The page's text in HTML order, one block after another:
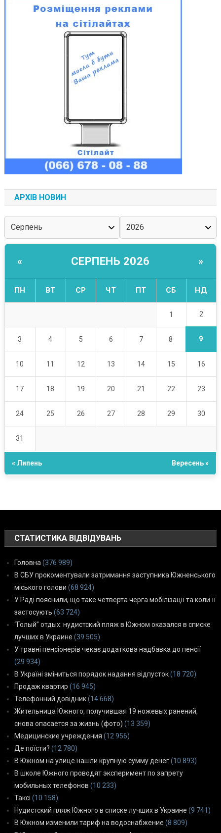
АРХІВ НОВИН
« СЕРПЕНЬ 2026 »
ПН ВТ СР ЧТ ПТ СБ НД
1 2
3 4 5 6 7 8 9
10 11 12 13 14 15 16
17 18 19 20 21 22 23
24 25 26 27 28 29 30
31
« Липень Вересень »
СТАТИСТИКА ВІДВІДУВАНЬ
Головна (376 989)
В СБУ прокоментували затримання заступника Южненського
міського голови (68 924)
У Раді пояснили, що таке четверта черга мобілізації та коли її
застосують (63 724)
“Голый” отдых: нудистский пляж в Южном оказался в списке
лучших в Украине (39 505)
У травні пенсіонерів чекає додаткова надбавка до пенсії
(29 934)
В Україні зміниться порядок надання відпусток(18 720)
Продаж квартир (16 945)
Телефонний довідник(14 668)
Жительница Южного, получившая 19 ножевых ранений,
снова опасается за жизнь (фото) (13 359)
Медицинские учреждения (12 956)
Де поїсти? (12 780)
В Южном на улице нашли крупную сумму денег(10 893)
В школе Южного проводят эксперимент по запрету
мобильных телефонов (10 233)
Таксі (10 158)
Нудистский пляж Южного в списке лучших в Украине (9 741)
В Южном изменили тариф на водоснабжение (8 809)